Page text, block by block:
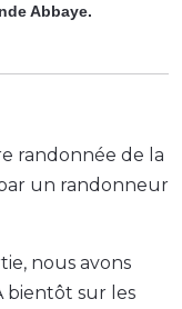
Abbaye.
randonnée de la
un randonneur
nous avons
bientôt sur les